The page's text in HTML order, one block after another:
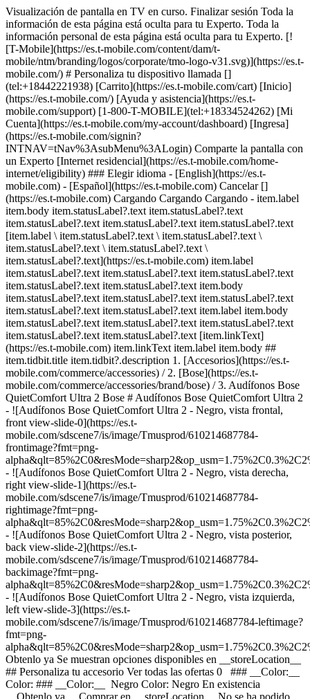
Visualización de pantalla en TV en curso. Finalizar sesión Toda la
información de esta página está oculta para tu Experto. Toda la
información personal de esta página está oculta para tu Experto. [!
[T-Mobile](https://es.t-mobile.com/content/dam/t-
mobile/ntm/branding/logos/corporate/tmo-logo-v31.svg)](https://es.t-
mobile.com/) # ​​​​​​​Personaliza tu dispositivo llamada []
(tel:+18442221938) [Carrito](https://es.t-mobile.com/cart) [Inicio]
(https://es.t-mobile.com/) [Ayuda y asistencia](https://es.t-
mobile.com/support) [1-800-T-MOBILE](tel:+18334524262) [Mi
Cuenta](https://es.t-mobile.com/my-account/dashboard) [Ingresa]
(https://es.t-mobile.com/signin?
INTNAV=tNav%3AsubMenu%3ALogin) Comparte la pantalla con
un Experto [Internet residencial](https://es.t-mobile.com/home-
internet/eligibility) ### Elegir idioma - [English](https://es.t-
mobile.com) - [Español](https://es.t-mobile.com) Cancelar []
(https://es.t-mobile.com) Cargando Cargando Cargando - item.label
item.body item.statusLabel?.text item.statusLabel?.text
item.statusLabel?.text item.statusLabel?.text item.statusLabel?.text
[item.label \ item.statusLabel?.text \ item.statusLabel?.text \
item.statusLabel?.text \ item.statusLabel?.text \
item.statusLabel?.text](https://es.t-mobile.com) item.label
item.statusLabel?.text item.statusLabel?.text item.statusLabel?.text
item.statusLabel?.text item.statusLabel?.text item.body
item.statusLabel?.text item.statusLabel?.text item.statusLabel?.text
item.statusLabel?.text item.statusLabel?.text item.label item.body
item.statusLabel?.text item.statusLabel?.text item.statusLabel?.text
item.statusLabel?.text item.statusLabel?.text [item.linkText]
(https://es.t-mobile.com) item.linkText item.label item.body ##
item.tidbit.title item.tidbit?.description 1. [Accesorios](https://es.t-
mobile.com/commerce/accessories) / 2. [Bose](https://es.t-
mobile.com/commerce/accessories/brand/bose) / 3. Audífonos Bose
QuietComfort Ultra 2 Bose # Audífonos Bose QuietComfort Ultra 2
- ![Audífonos Bose QuietComfort Ultra 2 - Negro, vista frontal,
front view-slide-0](https://es.t-
mobile.com/sdscene7/is/image/Tmusprod/610214687784-
frontimage?fmt=png-
- ![Audífonos Bose QuietComfort Ultra 2 - Negro, vista derecha,
right view-slide-1](https://es.t-
mobile.com/sdscene7/is/image/Tmusprod/610214687784-
rightimage?fmt=png-
- ![Audífonos Bose QuietComfort Ultra 2 - Negro, vista posterior,
back view-slide-2](https://es.t-
mobile.com/sdscene7/is/image/Tmusprod/610214687784-
backimage?fmt=png-
- ![Audífonos Bose QuietComfort Ultra 2 - Negro, vista izquierda,
left view-slide-3](https://es.t-
mobile.com/sdscene7/is/image/Tmusprod/610214687784-leftimage?
fmt=png-
Obtenlo ya Se muestran opciones disponibles en __storeLocation__ ## Personaliza tu accesorio Ver todas las ofertas 0 ### __Color:__ Color: ### __Color:__ Negro Color: Negro En existencia __Obtenlo ya__ Comprar en __storeLocation__ No se ha podido recuperar información de la tienda. __Recogerlo en una tienda__ Se muestran artículos en __storeLocation__ No se ha podido recuperar información de la tienda. __stockStatusLabel__, storeLocation o __enviarlo__ al seleccionar Enviármelo en el carrito. ### Opciones de entrega Deseo que me lo envíen Fecha de envío est. Aug 7 - Aug 10 Recogerlo en una tienda stockStatusLabel storeLocation (storeDistance mi) [Editar ubicación](#) Encuentra una tienda cerca [Editar ubicación](#) __Agotado__ __En existencia__ __En existencia__ Cargando Cargando Cargando Cargando Cargando Cargando Cargando Cargando Cargando Cargando Cargando Cargando Cargando Cargando opciones de entrega, por favor espera Método de entrega Entrega el mismo día No disponible en currentZipCode Recíbelo alrededor de las expectedDeliveryTime Costo de entrega real: $9.99 Costo de entrega con descuento: gratis Recoger en la tienda Agotado en storeName Hoy en storeName Gratis Envío No disponible Fecha de envío estimada: shippingDate Gratis Método de entrega Entrega el mismo día No disponible en currentZipCode Recíbelo alrededor de las expectedDeliveryTime Costo de entrega real: $9.99 Costo de entrega con descuento: gratis Entrega el mismo día No disponible en 20166 Recíbelo alrededor de las 7:00 p.m. Costo de entrega real: $9.99 Costo de entrega con descuento: gratis Recoger en la tienda Agotado en storeName Hoy en storeName Gratis Recoger en la tienda Agotado en storeName Agotado en Dulles Retail Pl & Columbia Pl Hoy en Dulles Retail Pl & Columbia Pl Gratis Envío No disponible Fecha de envío estimada: shippingDate Gratis Envío No disponible Fecha de envío estimada: Aug 7 - Aug 10 Gratis __Tu tienda:__ [storeLocation (storeDistance mi)](#) Encuentra una tienda cerca [Editar ubicación](#) No disponible en currentZipCode # Entregar a currentZipCode # Entregar a 20166 Editar ubicación # Enviar a currentZipCode __¿Eres un cliente nuevo o existente?__ Cliente existente Cliente nuevo __Bienvenido a T-Mobile (cliente nuevo)__ Editar __Elegir una opción de pago__ __Pagar mensualmente__ A pagar hoy $0.00 + impuestos $25.00/mes por 12 meses __Pagar el monto total__ $299.99 \+ impuesto Si eliges pagar mensualmente y cancelas el servicio móvil, deberás pagar el saldo restante del accesorio. Para clientes elegibles. Tasa de interés anual de 0%. Se requiere servicio elegible. [](https://es.t-mobile.com) __Con plan de pago: actualMonthlyValue/mes por paymentTerms meses, sin intereses.__ A pagar hoy dueToday + impuestos y otros cargos __Precio sin descuento: payInFullStrikeThroughValue payInFull__ + impuesto Si eliges pagar mensualmente y cancelas el servicio móvil, deberás pagar el saldo restante del dispositivo. Solo para clientes elegibles. 0% de interés anual (APR). Se requiere compra mínima de $49 en accesorios y servicio elegible. [](https://es.t-mobile.com) 1 Quantity 1 Agregar Dulles Retail Pl & Columbia Pl (1 mi) __¿Deseas recibirlo antes?__ Encontrar tiendas cercanas Información general Detalles ![Un hombre con una camiseta roja disfruta escuchando música con sus audífonos Bose Quiet Comfort Ultra de segunda generación.](https://es.t-mobile.com/sdscene7/is/image/Tmusprod/11548084_postpaid_pdp_BoseQuietComfort_screen1:1x1?fmt=jpg&qlt=84%2C0&resMode=sharp2&op_usm=1.75%2C0.3%2C2%2C0) ELIGE LO QUE QUIERES ESCUCHAR ### La mejor cancelación de ruido en audífonos intraauriculares de Bose. [La mejor cancelación de ruido en audífonos intraauriculares de Bose.](https://es.t-mobile.com) La mejor cancelación de ruido en audífonos intraauriculares de Bose. Cuando lo único que quieres es escuchar música, la tecnología ActiveSense suaviza automáticamente los picos de sonido del entorno, por lo que, incluso en el modo Aware, las distracciones no te molestarán. ## La mejor cancelación de ruido en audífonos intraauriculares de Bose. ![Una mujer con gafas de sol está al aire libre disfrutando de sus audífonos Bose Quiet Comfort Ultra de segunda generación.](https://es.t-mobile.com/sdscene7/is/image/Tmusprod/11548084_postpaid_pdp_BoseQuietComfort_screen2:1x1?fmt=jpg&qlt=84%2C0&resMode=sharp2&op_usm=1.75%2C0.3%2C2%2C0) MANTENTE CONECTADO ### Cambio sin manos y sin complicaciones. [Cambio sin manos y sin complicaciones.](https://es.t-mobile.com) Cambio sin manos y sin complicaciones. Los audífonos Bluetooth® multipunto te ofrecen una experiencia auditiva fluida y sin interrupciones. Cambia fácilmente entre tu teléfono, tu laptop y otros dispositivos, sin perderte ni un solo momento. ## Cambio sin manos y sin complicaciones. ![Una mujer sonríe al aire libre mientras usa sus audífonos Bose Quiet Comfort Ultra de segunda generación.](https://es.t-mobile.com/sdscene7/is/image/Tmusprod/11548084_postpaid_pdp_BoseQuietComfort_screen3:1x1?fmt=jpg&qlt=84%2C0&resMode=sharp2&op_usm=1.75%2C0.3%2C2%2C0) RENDIMIENTO DE AUDIO PERSONALIZADO ### Música para tus oídos. [Música para tus oídos.](https://es.t-mobile.com) Música para tus oídos. La tecnología CustomTune analiza tus oídos y adapta el sonido y la cancelación de ruido a su forma única para que sientas más emoción y escalofríos en cada escucha. ## Música para tus oídos. ![Primer plano de los audífonos Bose Quiet Comfort Ultra de segunda generación sobre un fondo rojo.](https://es.t-mobile.com/sdscene7/is/image/Tmusprod/11548084_postpaid_pdp_BoseQuietComfort_screen4:1x1?fmt=jpg&qlt=84%2C0&resMode=sharp2&op_usm=1.75%2C0.3%2C2%2C0) SONIDO ENVOLVENTE ### Siente la autenticidad. [Siente la autenticidad.](https://es.t-mobile.com) Siente la autenticidad. Bose Immersive Audio espacializa lo que estás escuchando sacándolo de tu cabeza y colocándolo más allá de tus audífonos. Es como escuchar desde el punto óptimo de sonido, donde las canciones suenan tal y como las concibió el artista y las películas tienen una profundidad y un realismo dignos de una sala de cine. ## Siente la autenticidad. ![Un primer plano de dos manos sosteniendo los audífonos Bose Quiet Comfort Ultra de segunda generación y el estuche de carga.](https://es.t-mobile.com/sdscene7/is/image/Tmusprod/11548084_postpaid_pdp_BoseQuietComfort_screen5:1x1?fmt=jpg&qlt=84%2C0&resMode=sharp2&op_usm=1.75%2C0.3%2C2%2C0) OPCIONES DE TALLAS DE PUNTAS Y BANDAS ### ¿Te quedan bien? Sí. [¿Te quedan bien? Sí.](https://es.t-mobile.com) ¿Te quedan bien? Sí. Elige entre nueve combinaciones de puntas y bandas de sujeción para encontrar el ajuste más seguro y cómodo. Las puntas suaves con forma de sombrilla reducen los ruidos externos. Y las bandas estabilizadoras se ajustan perfectamente a tus orejas para que el ajuste sea perfecto. ## ¿Te quedan bien? Sí. ![Una mujer apoyada contra una pared al aire libre mientras escucha sus audífonos Bose Quiet Comfort Ultra de segunda generación.](https://es.t-mobile.com/sdscene7/is/image/Tmusprod/11548084_postpaid_pdp_BoseQuietComfort_screen6:1x1?fmt=jpg&qlt=84%2C0&resMode=sharp2&op_usm=1.75%2C0.3%2C2%2C0) MÚLTIPLES MODOS DE SONIDO ### Audio espacializado de vanguardia. [Audio espacializado de vanguardia.](https://es.t-mobile.com) Audio espacializado de vanguardia. Sintonízate al máximo para disfrutar a tope con la cancelación total de ruido del Modo Silencioso. O mantente al tanto de lo que pasa a tu alrededor en el Modo Aware para una transparencia total. También cuentan con el modo Immersion, que combina la cancelación de ruido con el audio inmersivo de Bose para ofrecerte la experiencia auditiva más realista. ## Audio espacializado de vanguardia. Bose, ActiveSense, CustomTune, QC y QuietComfort son marcas registradas de Bose Corporation. La marca denominativa y los logotipos de Bluetooth® son marcas comerciales registradas propiedad de Bluetooth SIG, Inc. y cualquier uso de dichas marcas por parte de Bose Corporation se realiza bajo licencia. Google y Android son marcas comerciales de Google LLC. USB Type-C® y USB-C® son marcas registradas de USB Implementers Forum. Snapdragon Sound es un producto de Qualcomm Technologies, Inc. y/o sus subsidiarias. Snapdragon y Snapdragon Sound son marcas comerciales o marcas registradas de Qualcomm Incorporated. Spotify es una marca registrada de Spotify AB. ### Otras características * * * Audio más envolvente, cancelación de ruido de primer nivel y un sonido que se adapta a ti, más un diseño cómodo y agradable de usar: todo eso se combina para ofrecerte la mejor experiencia en audífonos. Bose Immersive Audio espacializa lo que estás escuchando sacándolo de tu cabeza y colocándolo frente a ti, sin importar el contenido o la fuente, para que la música suene más natural que nunca. La tecnología CustomTune analiza tus oídos y adapta el sonido y la cancelación activa del ruido a su forma única. Para que disfrutes de un sonido a tu medida con cancelación de ruido de primer nivel. Conéctate y concéntrate en lo que estás haciendo con la cancelación de ruido de primera clase de Quiet Mode. ¿Necesitas prestar atención? Con Aware Mode puedes escuchar lo que te rodea o mantener una conversación como si no llevaras audífonos. El kit de ajuste de Bose incluye nueve combinaciones de puntas de silicona suave y bandas de estabilidad para ofrecerte comodidad durante todo el día y un ajuste preciso para reducir los ruidos exteriores. Los audífonos en sí proporcionan hasta 6 horas de tiempo de escucha (hasta 4 con audio inmersivo), mientras que el estuche incluido contiene tres cargas adicionales para un total de hasta 24 horas. Los micrófonos antirruido se enfocan en el sonido de tu voz y filtran el ruido de fondo para que las llamadas sean más nítidas. Los controles táctiles en cada audífono te permiten acceder a tu música más rápidament